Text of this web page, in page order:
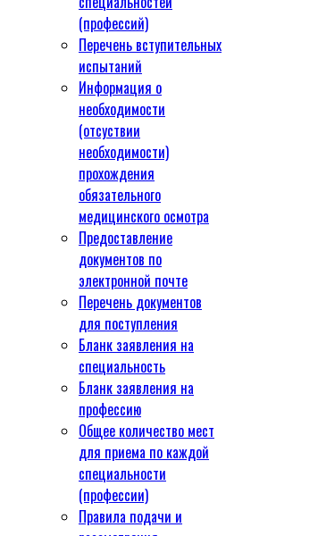
(профессий)
Перечень вступительных
испытаний
Информация о
необходимости
(отсуствии
необходимости)
прохождения
обязательного
медицинского осмотра
Предоставление
документов по
электронной почте
Перечень документов
для поступления
Бланк заявления на
специальность
Бланк заявления на
профессию
Общее количество мест
для приема по каждой
специальности
(профессии)
Правила подачи и